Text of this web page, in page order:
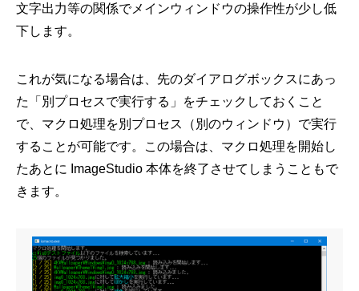
文字出力等の関係でメインウィンドウの操作性が少し低
下します。
これが気になる場合は、先のダイアログボックスにあっ
た「別プロセスで実行する」をチェックしておくこと
で、マクロ処理を別プロセス（別のウィンドウ）で実行
することが可能です。この場合は、マクロ処理を開始し
たあとに ImageStudio 本体を終了させてしまうこともで
きます。